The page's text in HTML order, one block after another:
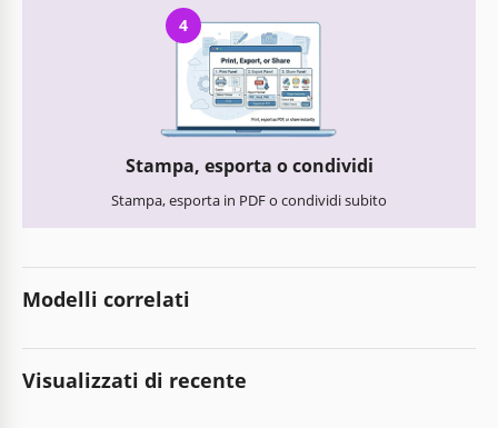
4
Stampa, esporta o condividi
Stampa, esporta in PDF o condividi subito
Modelli correlati
Visualizzati di recente